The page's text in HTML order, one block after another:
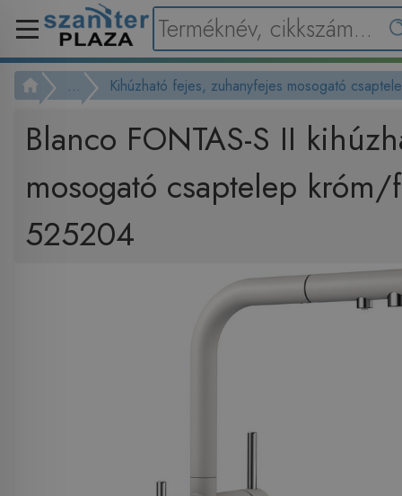
... Kihúzható fejes, zuhanyfejes mosogató
Blanco FONTAS-S II
mosogató csaptelep
525204